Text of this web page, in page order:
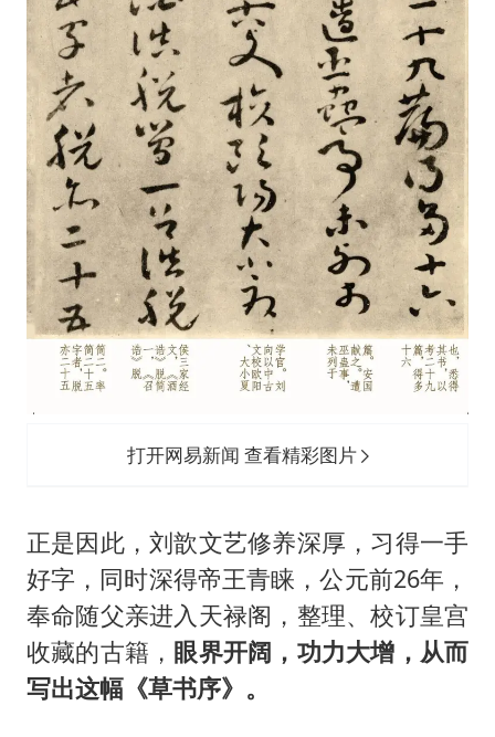
打开网易新闻 查看精彩图片
正是因此，刘歆文艺修养深厚，习得一手
好字，同时深得帝王青睐，公元前26年，
奉命随父亲进入天禄阁，整理、校订皇宫
收藏的古籍， 眼界开阔，功力大增，从而
写出这幅《草书序》。